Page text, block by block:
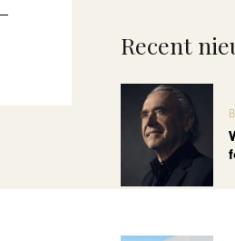
Recent